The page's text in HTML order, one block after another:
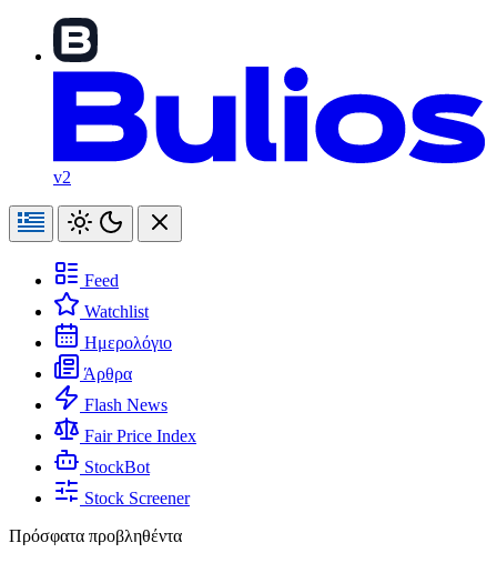
v2
Feed
Watchlist
Ημερολόγιο
Άρθρα
Flash News
Fair Price Index
StockBot
Stock Screener
Πρόσφατα προβληθέντα